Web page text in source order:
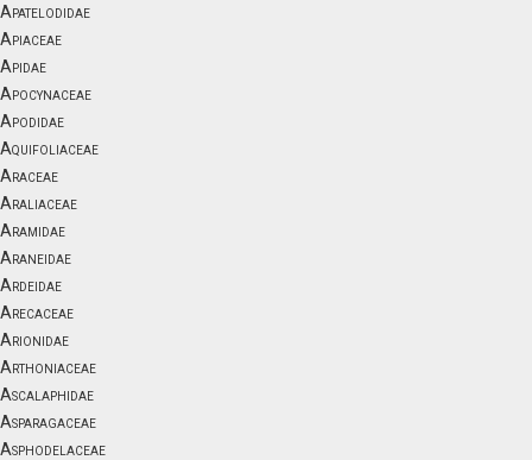
Apatelodidae
Apiaceae
Apidae
Apocynaceae
Apodidae
Aquifoliaceae
Araceae
Araliaceae
Aramidae
Araneidae
Ardeidae
Arecaceae
Arionidae
Arthoniaceae
Ascalaphidae
Asparagaceae
Asphodelaceae